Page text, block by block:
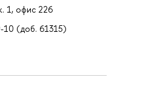
1, офис 226
(доб. 61315)